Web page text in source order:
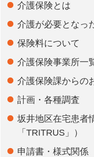
介護保険とは
介護が必要となっ
保険料について
介護保険事業所一
介護保険課からの
計画・各種調査
坂井地区在宅患者
「TRITRUS」）
申請書・様式関係